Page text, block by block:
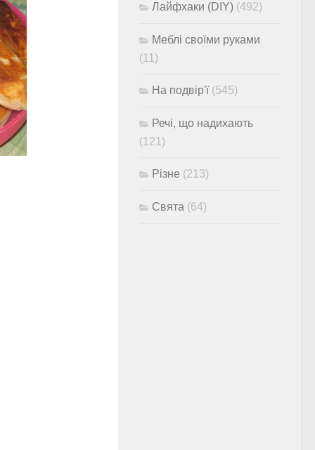
Лайфхаки (DIY) (492)
Меблі своїми руками
(11)
На подвір'ї(545)
Речі, що надихають
(121)
Різне (213)
Свята (64)